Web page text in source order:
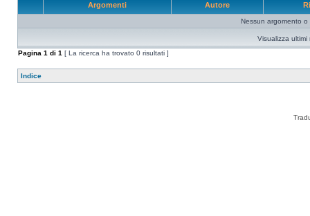
Argomenti Autore
Nessun argomento o
Visualizza ultimi
Pagina 1 di 1 [ La ricerca ha trovato 0 risultati ]
Indice